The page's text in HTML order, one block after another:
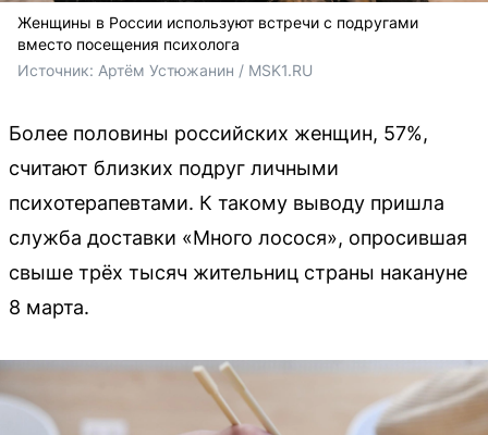
Женщины в России используют встречи с подругами
вместо посещения психолога
Источник: Артём Устюжанин / MSK1.RU
Более половины российских женщин, 57%,
считают близких подруг личными
психотерапевтами. К такому выводу пришла
служба доставки «Много лосося», опросившая
свыше трёх тысяч жительниц страны накануне
8 марта.